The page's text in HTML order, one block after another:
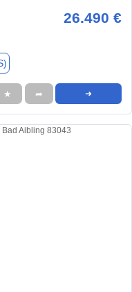
26.490 €
★ ➦ ➜